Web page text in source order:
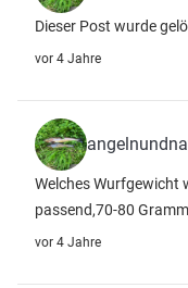
Dieser Post wurde
vor 4 Jahre
Welches Wurfgewicht
passend,70-80
vor 4 Jahre